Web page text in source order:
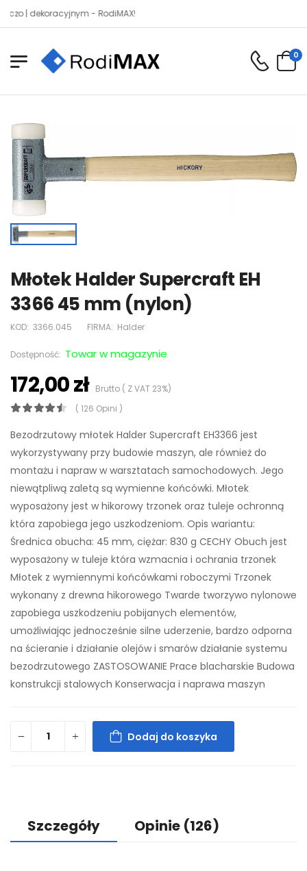
dekoracyjnym - RodiMAX!
0
Młotek Halder Supercraft EH
3366 45 mm (nylon)
KOD: 3366.045 FIRMA: Halder
Dostępność: Towar w magazynie
172,00 złBrutto ( Z VAT 23%)
( 126 Opini )
Bezodrzutowy młotek Halder Supercraft EH3366 jest
wykorzystywany przy budowie maszyn, ale również do
montażu i napraw w warsztatach samochodowych. Jego
niewątpliwą zaletą są wymienne końcówki. Młotek
wyposażony jest w hikorowy trzonek oraz tuleje ochronną
która zapobiega jego uszkodzeniom. Opis wariantu:
Średnica obucha: 45 mm, ciężar: 830 g CECHY Obuch jest
wyposażony w tuleje która wzmacnia i ochrania trzonek
Młotek z wymiennymi końcówkami roboczymi Trzonek
wykonany z drewna hikorowego Twarde tworzywo nylonowe
zapobiega uszkodzeniu pobijanych elementów,
umożliwiając jednocześnie silne uderzenie, bardzo odporna
na ścieranie i działanie olejów i smarów działanie systemu
bezodrzutowego ZASTOSOWANIE Prace blacharskie Budowa
konstrukcji stalowych Konserwacja i naprawa maszyn
Dodaj do koszyka
Szczegóły Opinie (126)